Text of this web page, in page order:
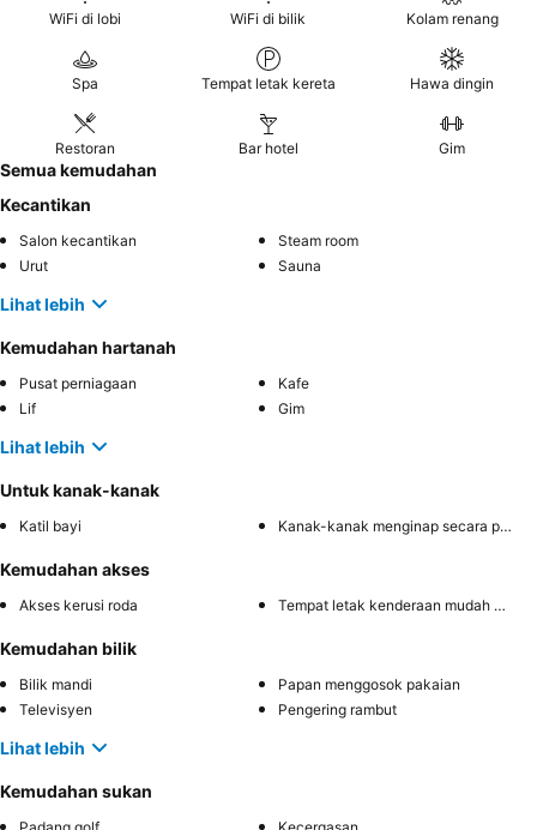
WiFi di lobi WiFi di bilik Kolam renang
Spa Tempat letak kereta Hawa dingin
Restoran Bar hotel Gim
Semua kemudahan
Kecantikan
Salon kecantikan
Steam room
Urut
Sauna
Lihat lebih
Kemudahan hartanah
Pusat perniagaan
Kafe
Lif
Gim
Lihat lebih
Untuk kanak-kanak
Katil bayi Kanak-kanak menginap secara percuma
Kemudahan akses
Akses kerusi roda Tempat letak kenderaan mudah diakses
Kemudahan bilik
Bilik mandi
Papan menggosok pakaian
Televisyen
Pengering rambut
Lihat lebih
Kemudahan sukan